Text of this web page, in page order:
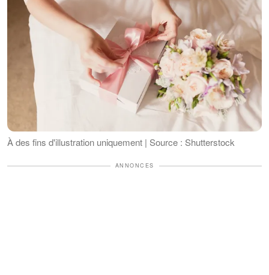
À des fins d'illustration uniquement | Source : Shutterstock
ANNONCES